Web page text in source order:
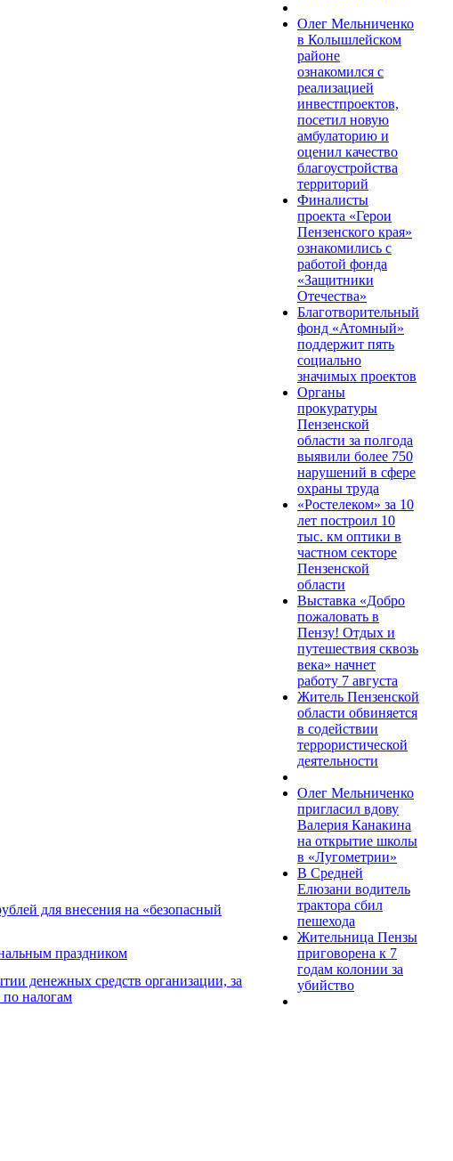
для внесения на «безопасный
праздником
денежных средств организации, за
налогам
Олег Мельниченко
в Колышлейском
районе
ознакомился с
реализацией
инвестпроектов,
посетил новую
амбулаторию и
оценил качество
благоустройства
территорий
Финалисты
проекта «Герои
Пензенского края»
ознакомились с
работой фонда
«Защитники
Отечества»
Благотворительный
фонд «Атомный»
поддержит пять
социально
значимых проектов
Органы
прокуратуры
Пензенской
области за полгода
выявили более 750
нарушений в сфере
охраны труда
«Ростелеком» за 10
лет построил 10
тыс. км оптики в
частном секторе
Пензенской
области
Выставка «Добро
пожаловать в
Пензу! Отдых и
путешествия сквозь
века» начнет
работу 7 августа
Житель Пензенской
области обвиняется
в содействии
террористической
деятельности
Олег Мельниченко
пригласил вдову
Валерия Канакина
на открытие школы
в «Лугометрии»
В Средней
Елюзани водитель
трактора сбил
пешехода
Жительница Пензы
приговорена к 7
годам колонии за
убийство